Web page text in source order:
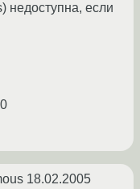
недоступна, если
18.02.2005